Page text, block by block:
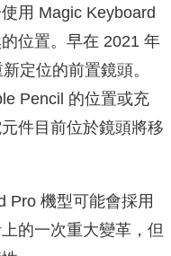
用 Magic Keyboard
位置。早在 2021 年
定位的前置鏡頭。
Pencil 的位置或充
件目前位於鏡頭將移
Pro 機型可能會採用
的一次重大變革，但